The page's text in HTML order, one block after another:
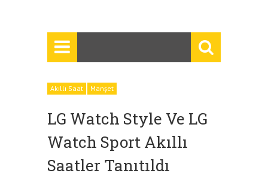
Akıllı Saat Manşet
LG Watch Style Ve LG
Watch Sport Akıllı
Saatler Tanıtıldı